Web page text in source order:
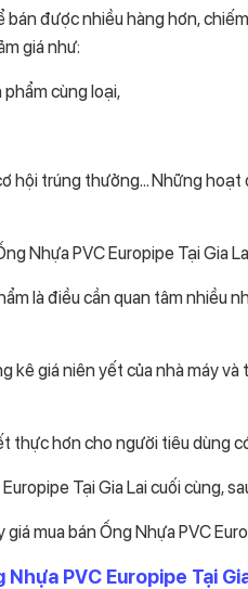
bán được nhiều hàng hơn,
giá như:
phẩm cùng loại,
hội trúng thưởng… Những
Nhựa PVC Europipe Tại Gia
là điều cần quan tâm
kê giá niên yết của nhà máy
thực hơn cho người tiêu dùng
Tại Gia Lai cuối cùng,
mua bán Ống Nhựa PVC
PVC Europipe Tại